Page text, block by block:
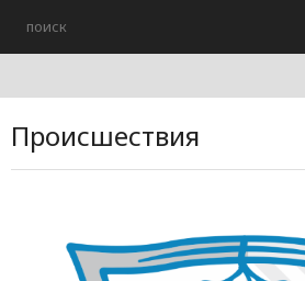
Городские события
Происшествия